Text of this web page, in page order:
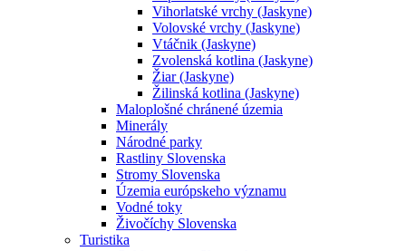
Vihorlatské vrchy (Jaskyne)
Volovské vrchy (Jaskyne)
Vtáčnik (Jaskyne)
Zvolenská kotlina (Jaskyne)
Žiar (Jaskyne)
Žilinská kotlina (Jaskyne)
Maloplošné chránené územia
Minerály
Národné parky
Rastliny Slovenska
Stromy Slovenska
Územia európskeho významu
Vodné toky
Živočíchy Slovenska
Turistika